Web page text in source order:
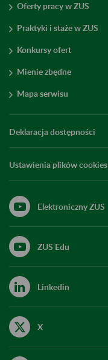
Oferty pracy w ZUS
Praktyki i staże w ZUS
Konkursy ofert
Mienie zbędne
Mapa serwisu
Deklaracja dostępności
Ustawienia plików cookies
Elektroniczny ZUS
ZUS Edu
Linkedin
X